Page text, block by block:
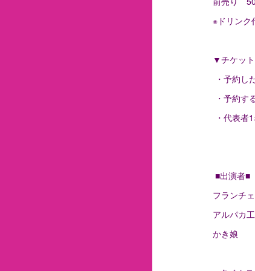
※ドリンク
▼チケッ
・予約し
・予約す
・代表者
■出演者■
フランチ
アルパカ
かき娘